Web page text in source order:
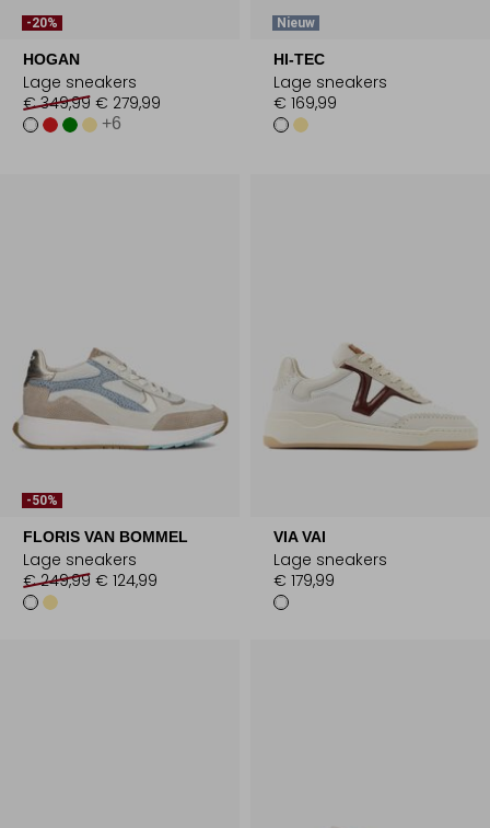
-20%
HOGAN
Lage sneakers
€ 349,99 € 279,99
+6
Nieuw
HI-TEC
Lage sneakers
€ 169,99
-50%
FLORIS VAN BOMMEL
Lage sneakers
€ 249,99 € 124,99
VIA VAI
Lage sneakers
€ 179,99